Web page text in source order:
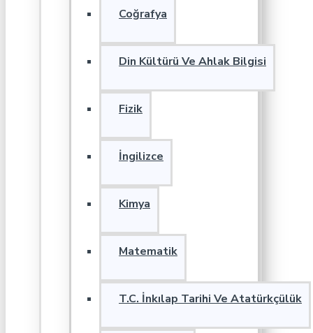
Coğrafya
Din Kültürü Ve Ahlak Bilgisi
Fizik
İngilizce
Kimya
Matematik
T.C. İnkılap Tarihi Ve Atatürkçülük